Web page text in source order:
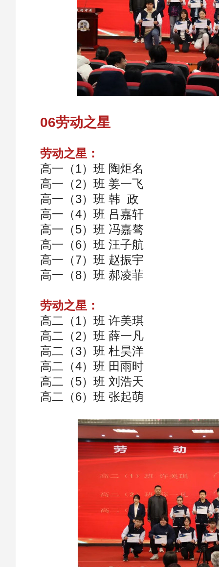
06劳动之星
劳动之星：
高一（1）班 陶炬名
高一（2）班 姜一飞
高一（3）班 韩 政
高一（4）班 吕嘉轩
高一（5）班 冯嘉骜
高一（6）班 汪子航
高一（7）班 赵振宇
高一（8）班 郝凌菲
劳动之星：
高二（1）班 许美琪
高二（2）班 薛一凡
高二（3）班 杜昊洋
高二（4）班 田雨时
高二（5）班 刘浩天
高二（6）班 张起萌